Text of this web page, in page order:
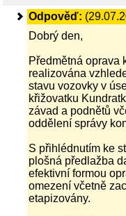
Odpověď:
Dobrý den,
Předmětná oprava
realizována
stavu vozovky v
křižovatku
závad a podnětů
oddělení správy
S přihlédnutím ke
plošná předlažba
efektivní formou
omezení včetně
etapizovány.